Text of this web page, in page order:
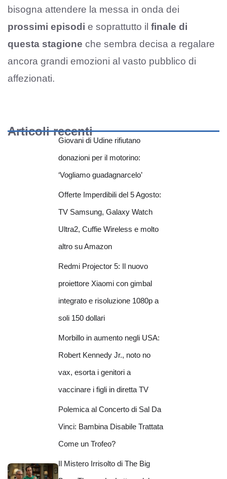
bisogna attendere la messa in onda dei
prossimi episodi e soprattutto il finale di
questa stagione che sembra decisa a regalare
ancora grandi emozioni al vasto pubblico di
affezionati.
Articoli recenti
Giovani di Udine rifiutano
donazioni per il motorino:
‘Vogliamo guadagnarcelo’
Offerte Imperdibili del 5 Agosto:
TV Samsung, Galaxy Watch
Ultra2, Cuffie Wireless e molto
altro su Amazon
Redmi Projector 5: Il nuovo
proiettore Xiaomi con gimbal
integrato e risoluzione 1080p a
soli 150 dollari
Morbillo in aumento negli USA:
Robert Kennedy Jr., noto no
vax, esorta i genitori a
vaccinare i figli in diretta TV
Polemica al Concerto di Sal Da
Vinci: Bambina Disabile Trattata
Come un Trofeo?
Il Mistero Irrisolto di The Big